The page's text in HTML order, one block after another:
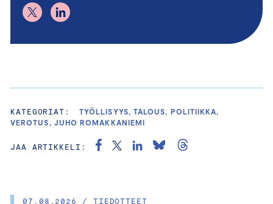
07.08.2026 / TIEDOTTEET
KATEGORIAT:
TYÖLLISYYS, TALOUS, POLITIIKKA,
VEROTUS, JUHO ROMAKKANIEMI
JAA ARTIKKELI: